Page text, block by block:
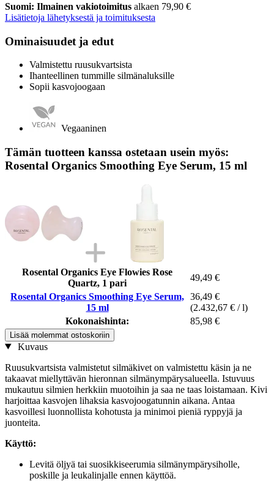
Suomi: Ilmainen vakiotoimitus alkaen 79,90 €
Lisätietoja lähetyksestä ja toimituksesta
Ominaisuudet ja edut
Valmistettu ruusukvartsista
Ihanteellinen tummille silmänaluksille
Sopii kasvojoogaan
Vegaaninen
Tämän tuotteen kanssa ostetaan usein myös:
Rosental Organics Smoothing Eye Serum, 15 ml
Rosental Organics Eye Flowies Rose
Quartz, 1 pari
49,49 €
Rosental Organics Smoothing Eye Serum,
15 ml
36,49 €
(2.432,67 € / l)
Kokonaishinta:
85,98 €
Lisää molemmat ostoskoriin
Kuvaus
Ruusukvartsista valmistetut silmäkivet on valmistettu käsin ja ne
takaavat miellyttävän hieronnan silmänympärysalueella. Istuvuus
mukautuu silmien herkkiin muotoihin ja saa ne taas loistamaan. Kivi
harjoittaa kasvojen lihaksia kasvojoogatunnin aikana. Antaa
kasvoillesi luonnollista kohotusta ja minimoi pieniä ryppyjä ja
juonteita.
Käyttö:
Levitä öljyä tai suosikkiseerumia silmänympärysiholle,
poskille ja leukalinjalle ennen käyttöä.